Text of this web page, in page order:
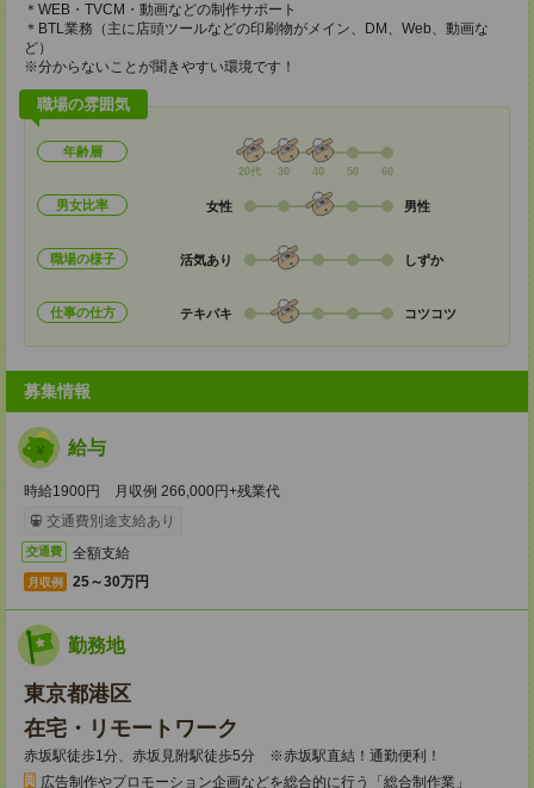
＊WEB・TVCM・動画などの制作サポート
＊BTL業務（主に店頭ツールなどの印刷物がメイン、DM、Web、動画な
ど）
※分からないことが聞きやすい環境です！
職場の雰囲気
年齢層
20代 30 40 50 60
男女比率 女性 男性
職場の様子 活気あり しずか
仕事の仕方 テキパキ コツコツ
募集情報
給与
時給1900円 月収例 266,000円+残業代
交通費別途支給あり
交通費 全額支給
月収例 25～30万円
勤務地
東京都港区
在宅・リモートワーク
赤坂駅徒歩1分、赤坂見附駅徒歩5分 ※赤坂駅直結！通勤便利！
広告制作やプロモーション企画などを総合的に行う「総合制作業」